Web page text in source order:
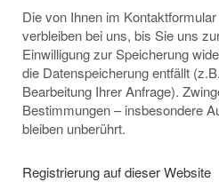
Die von Ihnen im
verbleiben bei uns, bis Sie uns
Einwilligung zur Speicherung
die Datenspeicherung entfällt
Bearbeitung Ihrer Anfrage).
Bestimmungen – insbesondere
bleiben unberührt.
Registrierung auf dieser Website